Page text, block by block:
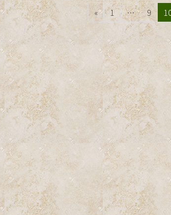
«
ペ
ー
ジ
1 …
ペ
ー
ジ
9
ペ
ー
ジ